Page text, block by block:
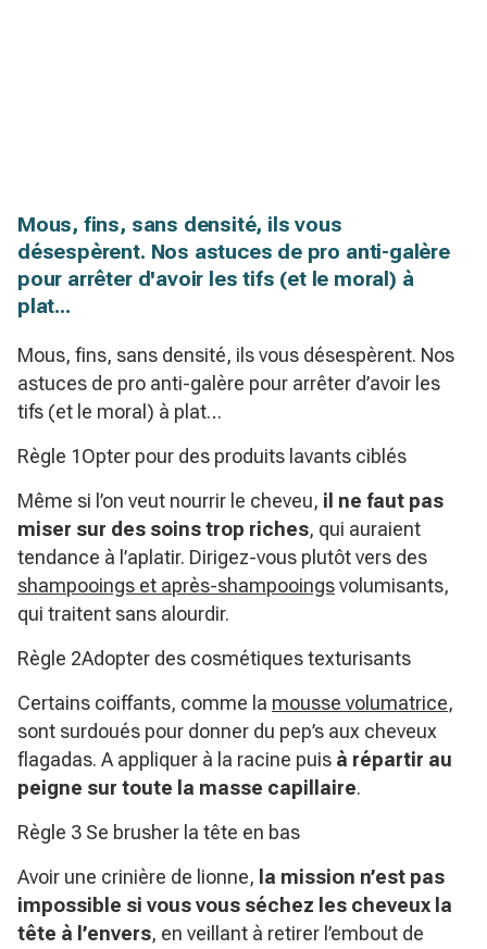
Mous, fins, sans densité, ils vous
désespèrent. Nos astuces de pro anti-galère
pour arrêter d'avoir les tifs (et le moral) à
plat...
Mous, fins, sans densité, ils vous désespèrent. Nos
astuces de pro anti-galère pour arrêter d’avoir les
tifs (et le moral) à plat…
Règle 1Opter pour des produits lavants ciblés
Même si l’on veut nourrir le cheveu, il ne faut pas
miser sur des soins trop riches, qui auraient
tendance à l’aplatir. Dirigez-vous plutôt vers des
shampooings et après-shampooingsvolumisants,
qui traitent sans alourdir.
Règle 2Adopter des cosmétiques texturisants
Certains coiffants, comme la mousse volumatrice,
sont surdoués pour donner du pep’s aux cheveux
flagadas. A appliquer à la racine puis à répartir au
peigne sur toute la masse capillaire.
Règle 3 Se brusher la tête en bas
Avoir une crinière de lionne, la mission n’est pas
impossible si vous vous séchez les cheveux la
tête à l’envers, en veillant à retirer l’embout de